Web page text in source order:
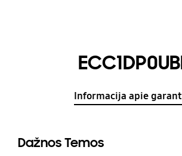
Informacija apie
Dažnos Temos